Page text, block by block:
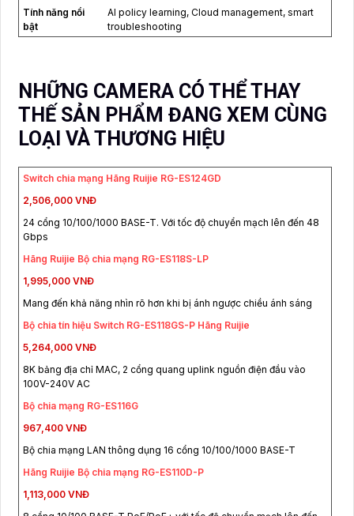
Tính năng nổi
bật
AI policy learning, Cloud management, smart
troubleshooting
NHỮNG CAMERA CÓ THỂ THAY
THẾ SẢN PHẨM ĐANG XEM CÙNG
LOẠI VÀ THƯƠNG HIỆU
Switch chia mạng Hãng Ruijie RG-ES124GD
2,506,000 VNĐ
24 cổng 10/100/1000 BASE-T. Với tốc độ chuyển mạch lên đến 48
Gbps
Hãng Ruijie Bộ chia mạng RG-ES118S-LP
1,995,000 VNĐ
Mang đến khả năng nhìn rõ hơn khi bị ánh ngược chiều ánh sáng
Bộ chia tín hiệu Switch RG-ES118GS-P Hãng Ruijie
5,264,000 VNĐ
8K bảng địa chỉ MAC, 2 cổng quang uplink nguồn điện đầu vào
100V-240V AC
Bộ chia mạng RG-ES116G
967,400 VNĐ
Bộ chia mạng LAN thông dụng 16 cổng 10/100/1000 BASE-T
Hãng Ruijie Bộ chia mạng RG-ES110D-P
1,113,000 VNĐ